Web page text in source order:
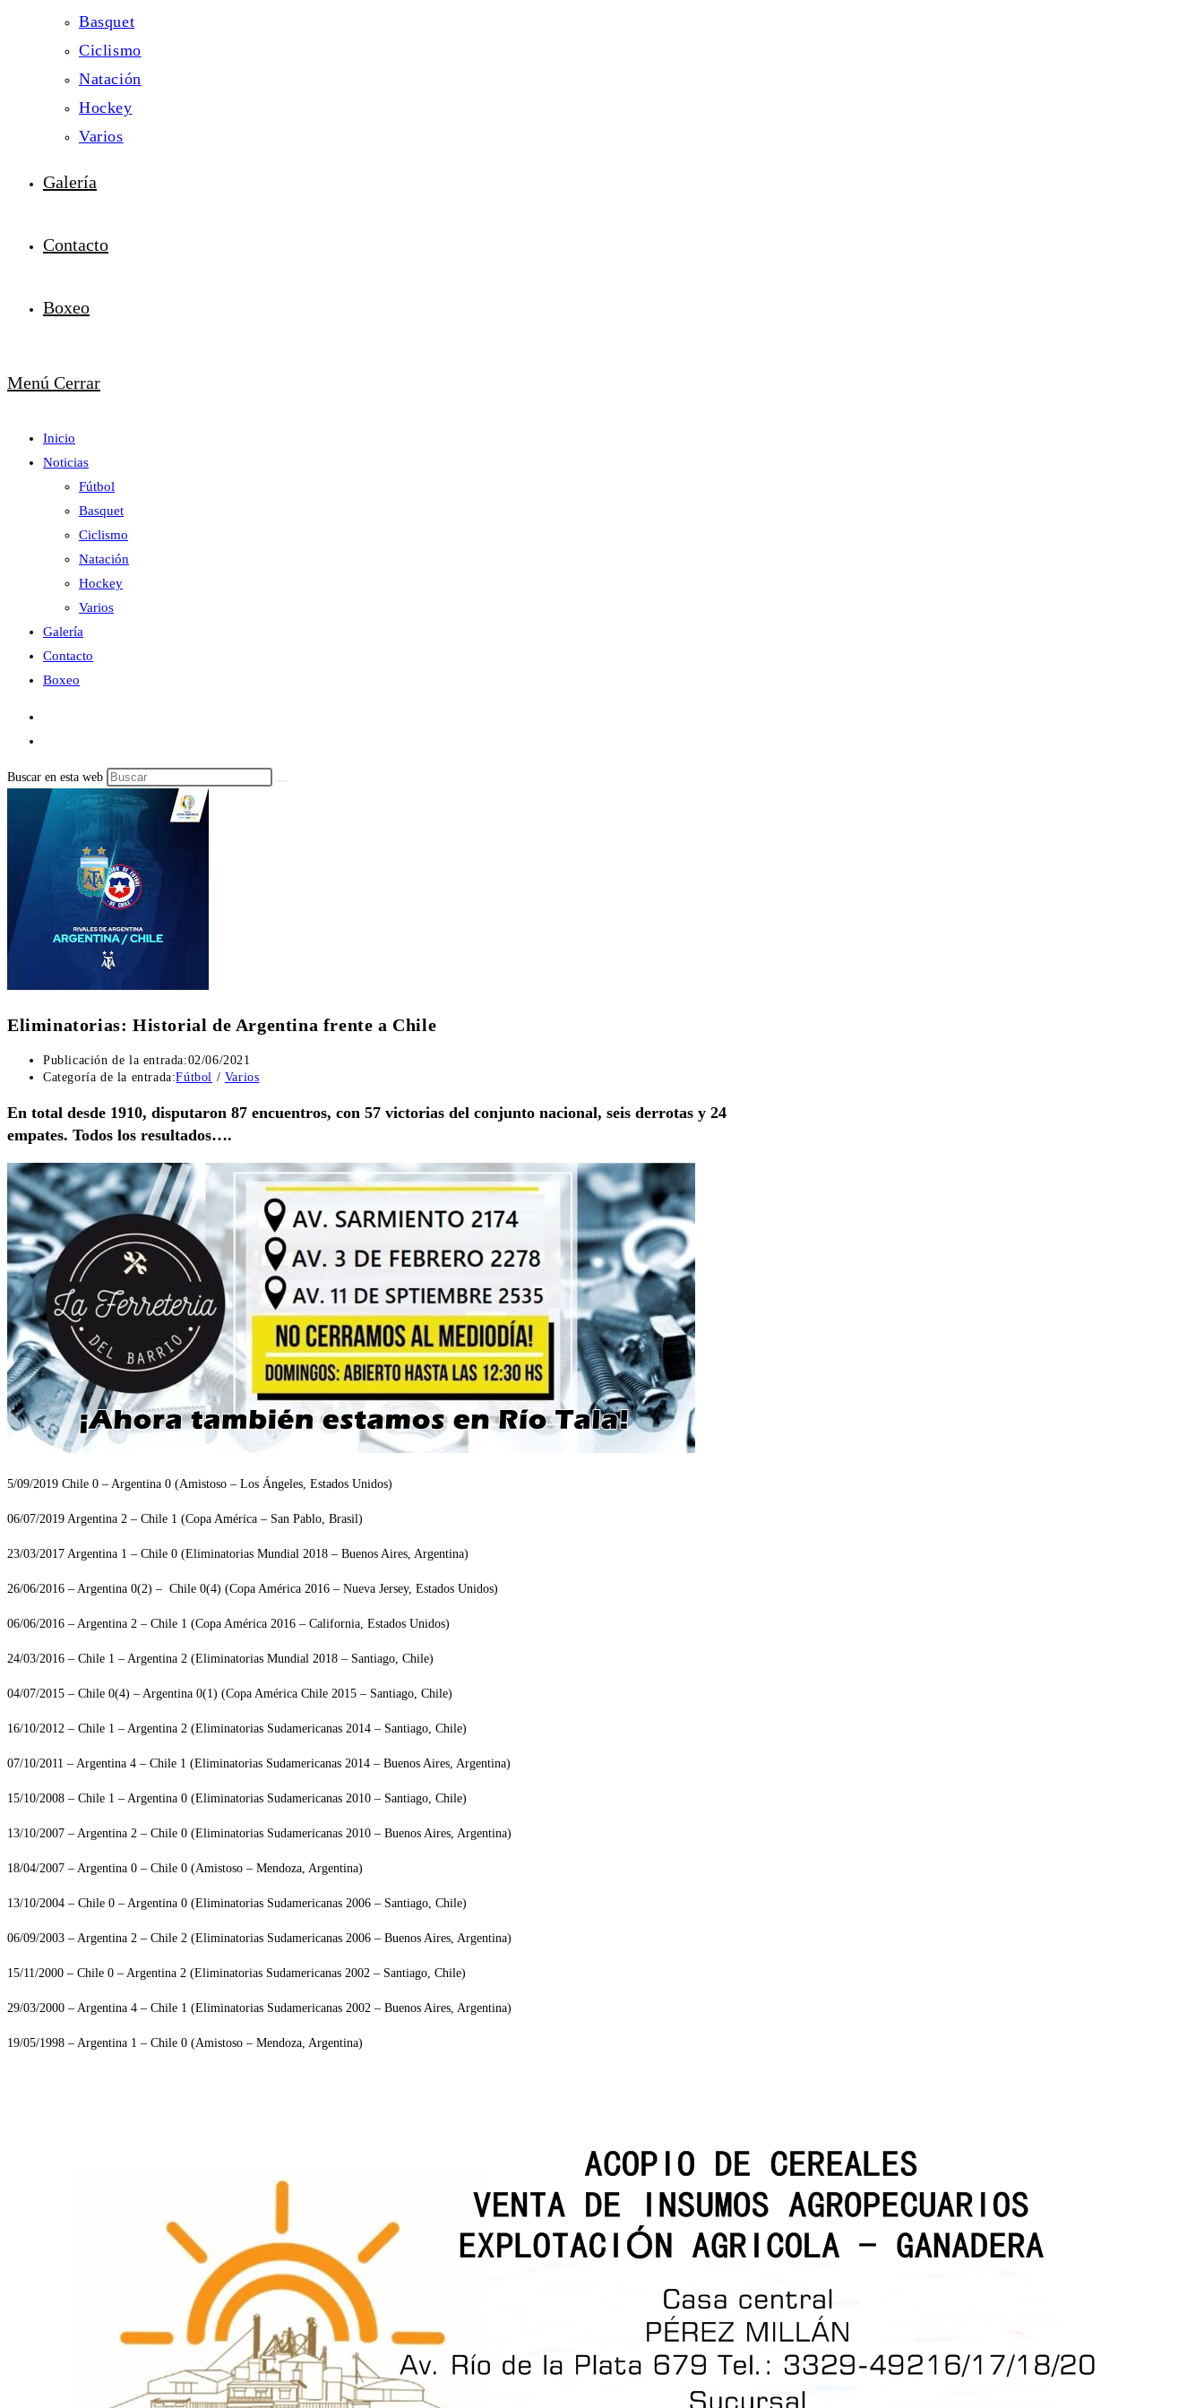
Basquet
Ciclismo
Natación
Hockey
Varios
Galería
Contacto
Boxeo
Menú Cerrar
Inicio
Noticias
Fútbol
Basquet
Ciclismo
Natación
Hockey
Varios
Galería
Contacto
Boxeo
Buscar en esta web
Eliminatorias: Historial de Argentina frente a Chile
Publicación de la entrada:02/06/2021
Categoría de la entrada:Fútbol / Varios
En total desde 1910, disputaron 87 encuentros, con 57 victorias del conjunto nacional, seis derrotas y 24
empates. Todos los resultados….
5/09/2019 Chile 0 – Argentina 0 (Amistoso – Los Ángeles, Estados Unidos)
06/07/2019 Argentina 2 – Chile 1 (Copa América – San Pablo, Brasil)
23/03/2017 Argentina 1 – Chile 0 (Eliminatorias Mundial 2018 – Buenos Aires, Argentina)
26/06/2016 – Argentina 0(2) – Chile 0(4) (Copa América 2016 – Nueva Jersey, Estados Unidos)
06/06/2016 – Argentina 2 – Chile 1 (Copa América 2016 – California, Estados Unidos)
24/03/2016 – Chile 1 – Argentina 2 (Eliminatorias Mundial 2018 – Santiago, Chile)
04/07/2015 – Chile 0(4) – Argentina 0(1) (Copa América Chile 2015 – Santiago, Chile)
16/10/2012 – Chile 1 – Argentina 2 (Eliminatorias Sudamericanas 2014 – Santiago, Chile)
07/10/2011 – Argentina 4 – Chile 1 (Eliminatorias Sudamericanas 2014 – Buenos Aires, Argentina)
15/10/2008 – Chile 1 – Argentina 0 (Eliminatorias Sudamericanas 2010 – Santiago, Chile)
13/10/2007 – Argentina 2 – Chile 0 (Eliminatorias Sudamericanas 2010 – Buenos Aires, Argentina)
18/04/2007 – Argentina 0 – Chile 0 (Amistoso – Mendoza, Argentina)
13/10/2004 – Chile 0 – Argentina 0 (Eliminatorias Sudamericanas 2006 – Santiago, Chile)
06/09/2003 – Argentina 2 – Chile 2 (Eliminatorias Sudamericanas 2006 – Buenos Aires, Argentina)
15/11/2000 – Chile 0 – Argentina 2 (Eliminatorias Sudamericanas 2002 – Santiago, Chile)
29/03/2000 – Argentina 4 – Chile 1 (Eliminatorias Sudamericanas 2002 – Buenos Aires, Argentina)
19/05/1998 – Argentina 1 – Chile 0 (Amistoso – Mendoza, Argentina)